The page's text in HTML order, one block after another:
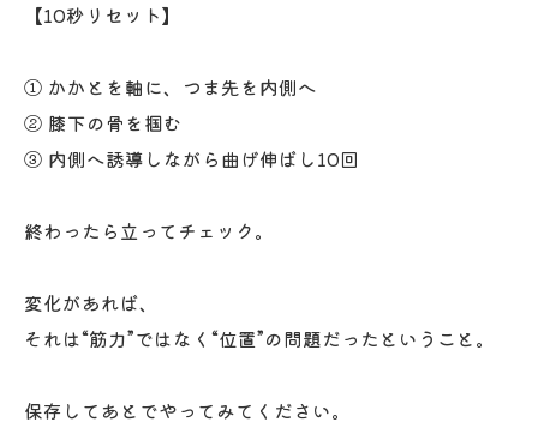
【10秒リセット】
① かかとを軸に、つま先を内側へ
② 膝下の骨を掴む
③ 内側へ誘導しながら曲げ伸ばし10回
終わったら立ってチェック。
変化があれば、
それは“筋力”ではなく“位置”の問題だったということ。
保存してあとでやってみてください。